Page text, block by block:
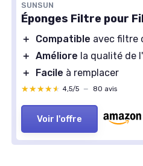
SUNSUN
Éponges Filtre pour
＋ Compatible avec filtre
＋ Améliore la qualité de
＋
Facile à remplacer
★★★★★
★★★★★ 4,5/5 — 80 avis
Voir l'offre